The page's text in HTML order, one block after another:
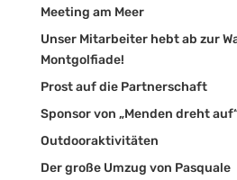
Meeting am Meer
Unser Mitarbeiter hebt ab zur
Montgolfiade!
Prost auf die Partnerschaft
Sponsor von „Menden dreht
Outdooraktivitäten
Der große Umzug von Pasquale